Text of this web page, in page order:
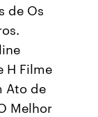
de Os
H Filme
Ato de
Melhor